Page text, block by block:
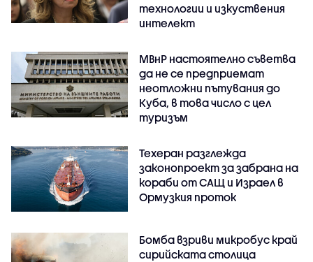
технологии и изкуствения
интелект
МВнР настоятелно съветва
да не се предприемат
неотложни пътувания до
Куба, в това число с цел
туризъм
Техеран разглежда
законопроект за забрана на
кораби от САЩ и Израел в
Ормузкия проток
Бомба взриви микробус край
сирийската столица